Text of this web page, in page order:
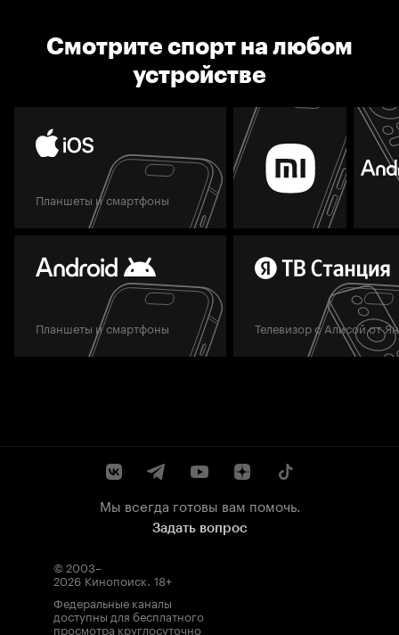
Смотрите спорт на любом
устройстве
Планшеты и смартфоны
Планшеты и смартфоны Телевизор с Алисой от
Мы всегда готовы вам помочь.
Задать вопрос
© 2003–
2026 Кинопоиск. 18+
Федеральные каналы
доступны для бесплатного
просмотра круглосуточно